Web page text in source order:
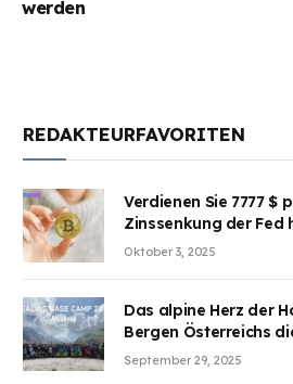
werden
REDAKTEURFAVORITEN
Verdienen Sie 7777 $
Zinssenkung der Fed
Aufmerksamkeit des
Oktober 3, 2025
Das alpine Herz der
Bergen Österreichs
Wunden des
September 29, 2025